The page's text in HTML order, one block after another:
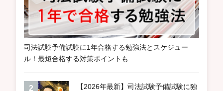
司法試験予備試験に1年合格する勉強法とスケジュー
ル！最短合格する対策ポイントも
【2026年最新】司法試験予備試験に独